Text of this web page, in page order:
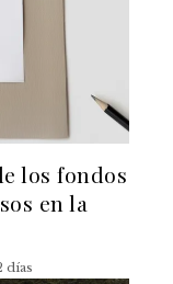
los fondos
en la
días